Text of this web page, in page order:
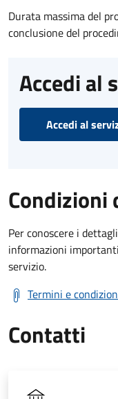
Durata massima del
conclusione del
Accedi al
Accedi al
Condizioni
Per conoscere i
informazioni
servizio.
Termini e
Contatti